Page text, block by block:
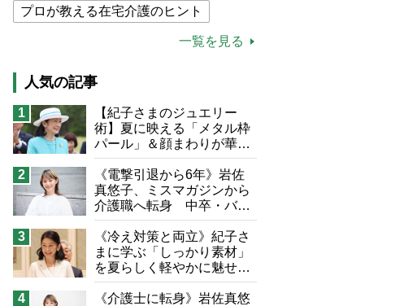
プロが教える在宅介護のヒント
介護食
猫が母になつきません
息子の遠距離介護サバイバル術
兄がボケました
便利なサービス
予防法
一覧を見る
人気の記事
1
【紀子さまのジュエリー
術】夏に映える「メタル枠
パール」＆顔まわりが華や
ぐ「揺れる一粒」の使い分
け方
2
《電撃引退から6年》岩佐
真悠子、ミスマガジンから
介護職へ転身 中卒・バイ
ト経験ゼロの彼女が見つけ
た“居場所”「社会の役に立
ちながら自分らしくいられ
る」
3
《冷え対策と両立》紀子さ
まに学ぶ「しっかり素材」
を夏らしく軽やかに魅せる
3つの着こなし法則
4
《介護士に転身》岩佐真悠